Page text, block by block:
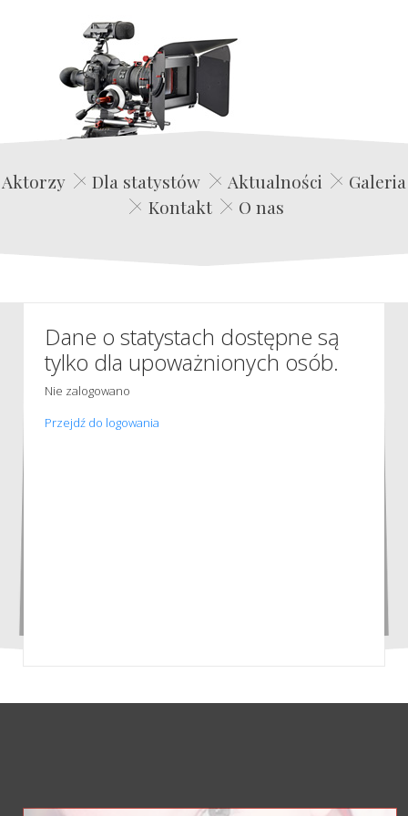
Edwin Film Agencja Aktorska
Aktorzy Dla statystów Aktualności
Galeria
Kontakt
O nas
Dane o statystach dostępne są
tylko dla upoważnionych osób.
Nie zalogowano
Przejdź do logowania